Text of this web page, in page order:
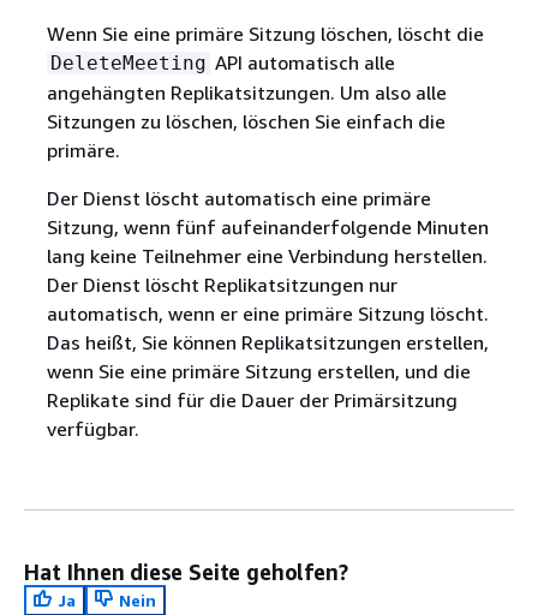
Wenn Sie eine primäre Sitzung löschen, löscht die
DeleteMeeting API automatisch alle
angehängten Replikatsitzungen. Um also alle
Sitzungen zu löschen, löschen Sie einfach die
primäre.
Der Dienst löscht automatisch eine primäre
Sitzung, wenn fünf aufeinanderfolgende Minuten
lang keine Teilnehmer eine Verbindung herstellen.
Der Dienst löscht Replikatsitzungen nur
automatisch, wenn er eine primäre Sitzung löscht.
Das heißt, Sie können Replikatsitzungen erstellen,
wenn Sie eine primäre Sitzung erstellen, und die
Replikate sind für die Dauer der Primärsitzung
verfügbar.
Hat Ihnen diese Seite geholfen?
Ja
Nein